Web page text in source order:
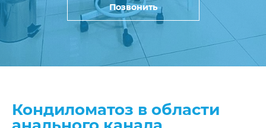
Позвонить
Кондиломатоз в области